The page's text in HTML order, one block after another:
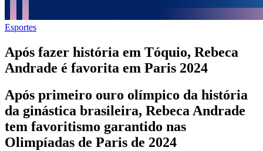
Esportes
Após fazer história em Tóquio, Rebeca
Andrade é favorita em Paris 2024
Após primeiro ouro olímpico da história
da ginástica brasileira, Rebeca Andrade
tem favoritismo garantido nas
Olimpíadas de Paris de 2024